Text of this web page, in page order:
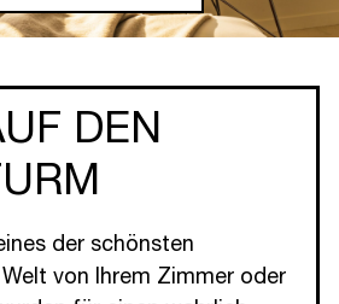
DEN
der schönsten
von Ihrem Zimmer oder